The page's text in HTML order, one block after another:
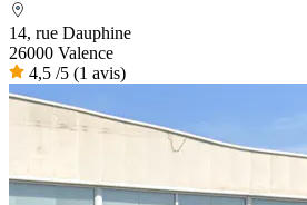
14, rue Dauphine
26000 Valence
4,5 /5 (1 avis)